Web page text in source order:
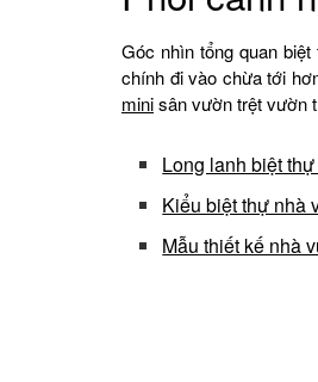
Góc nhìn tổng quan
chính đi vào chừa tới
minisân vườn trệt vườn
Long lanh biệt
Kiểu biệt thự nhà
Mẫu thiết kế nhà